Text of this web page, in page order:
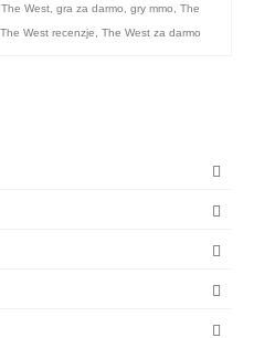
West gra za darmo gry mmo
The
The West recenzje The West za darmo